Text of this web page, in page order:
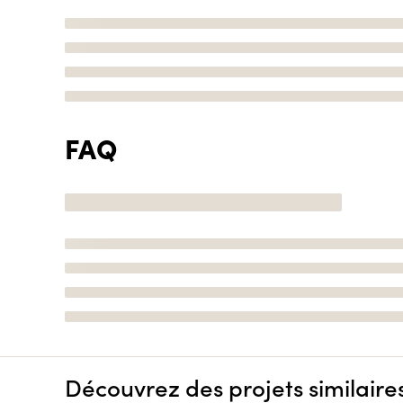
FAQ
Découvrez des projets